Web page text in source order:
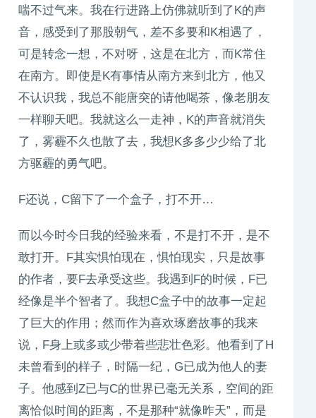
喘不过气来。我在行进路上仿佛就听到了K的声
音，感受到了那股朝气，差不多要和K相遇了，
可是转念一想，不对呀，这是在北方，而K常住
在南方。即使是K有事情从南方来到北方，他又
不认识我，我总不能唐突的请他喝茶，像老朋友
一样聊天吧。我就这么一走神，K的声音就消失
了，雾霾不久也散了去，我想K多多少少给了北
方驱霾的勇气吧。
F还说，C留下了一个盒子，打不开…
而以今时今日我的经验来看，不是打不开，是不
敢打开。F其实惧怕现在，惧怕现实，只是故事
的作者，要F去承受这些。我遇到F的时候，F已
经像是半个智者了。我想C盒子中的故事一定起
了巨大的作用；然而作为喜欢琢磨故事的我来
说，F身上或多或少带着些悲壮色彩。他看到了H
未曾看到的样子，时隔一纪，G已成为他人的妻
子。他感到Z已与C的世界已毫无关系，空间的距
离恰似时间的距离，不是那种“就像昨天”，而是